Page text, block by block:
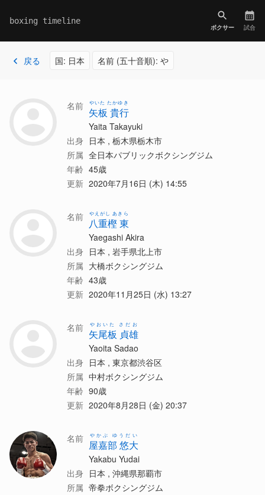
boxing timeline
ボクサー 試合
戻る 国: 日本 名前 (五十音順): や
名前 矢板 貴行
やいた たかゆき
Yaita Takayuki
出身 日本 , 栃木県栃木市
所属 全日本パブリックボクシングジム
年齢 45歳
更新 2020年7月16日 (木) 14:55
名前 八重樫 東
やえがし あきら
Yaegashi Akira
出身 日本 , 岩手県北上市
所属 大橋ボクシングジム
年齢 43歳
更新 2020年11月25日 (水) 13:27
名前 矢尾板 貞雄
やおいた さだお
Yaoita Sadao
出身 日本 , 東京都渋谷区
所属 中村ボクシングジム
年齢 90歳
更新 2020年8月28日 (金) 20:37
名前 屋嘉部 悠大
やかぶ ゆうだい
Yakabu Yudai
出身 日本 , 沖縄県那覇市
所属 帝拳ボクシングジム